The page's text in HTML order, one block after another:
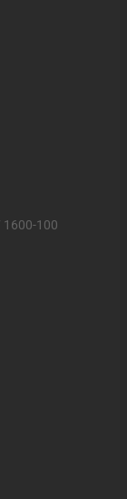
1600-100